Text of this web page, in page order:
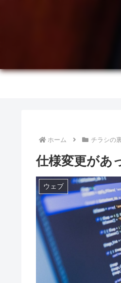
ホーム チラシの
仕様変更があ
ウェブ